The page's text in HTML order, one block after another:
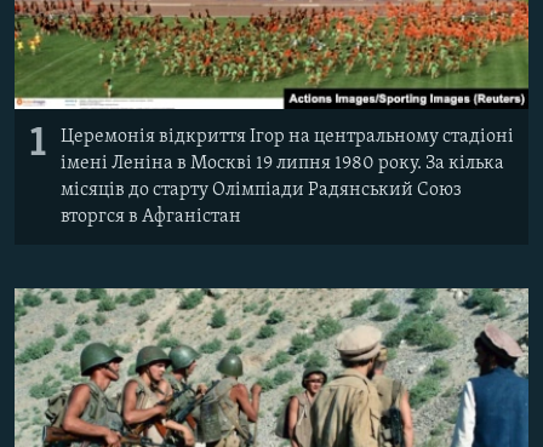
КТАТ
ДОЛУЧАЙСЯ!
1
Церемонія відкриття Ігор на центральному стадіоні
імені Леніна в Москві 19 липня 1980 року. За кілька
місяців до старту Олімпіади Радянський Союз
вторгся в Афганістан